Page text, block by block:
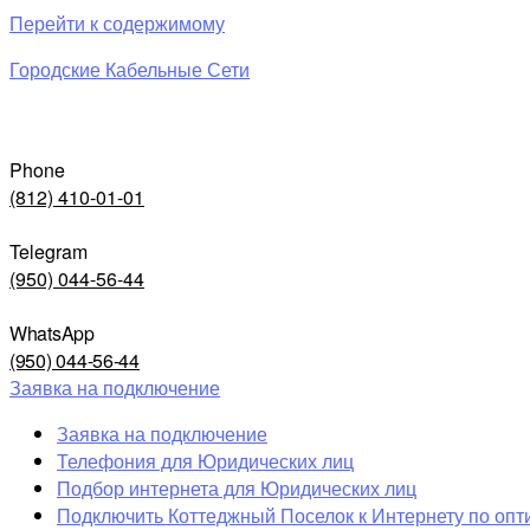
Перейти к содержимому
Городские Кабельные Сети
Phone
(812) 410-01-01
Telegram
(950) 044-56-44
WhatsApp
(950) 044-56-44
Заявка на подключение
Заявка на подключение
Телефония для Юридических лиц
Подбор интернета для Юридических лиц
Подключить Коттеджный Поселок к Интернету по